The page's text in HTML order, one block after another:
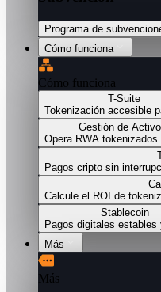
Programa de
Cómo funciona
Cómo funciona
T-Suite
Tokenización accesible
Gestión de
Opera RWA
Pagos cripto sin
Calcule el ROI de
Stablecoin
Pagos digitales estables
Más
Más